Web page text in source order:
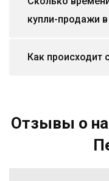
купли-продажи в
Как происходит
Отзывы о